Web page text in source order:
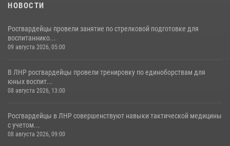
НОВОСТИ
Росгвардейцы провели занятие по стрелковой подготовке для
воспитаннико...
09 августа 2026, 05:00
В ЛНР росгвардейцы провели тренировку по единоборствам для
юных воспит...
08 августа 2026, 13:00
Росгвардейцы в ЛНР совершенствуют навыки тактической медицины
с учетом...
08 августа 2026, 09:00